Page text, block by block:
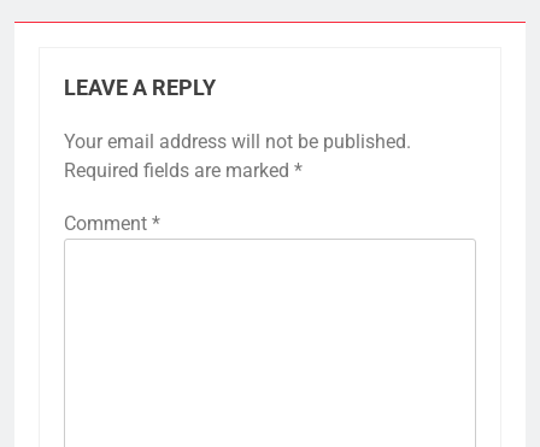
LEAVE A REPLY
Your email address will not be published.
Required fields are marked *
Comment *